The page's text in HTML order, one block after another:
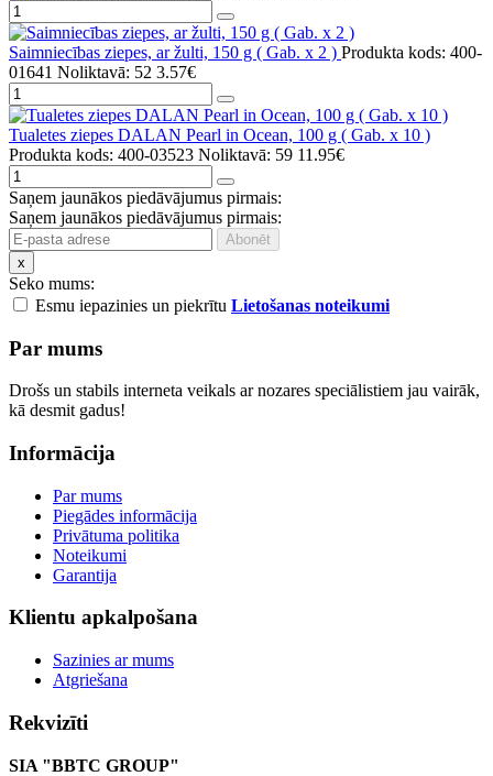
Saimniecības ziepes, ar žulti, 150 g ( Gab. x 2 ) Produkta kods: 400-
01641 Noliktavā: 52 3.57€
Tualetes ziepes DALAN Pearl in Ocean, 100 g ( Gab. x 10 )
Produkta kods: 400-03523 Noliktavā: 59 11.95€
Saņem jaunākos piedāvājumus pirmais:
Saņem jaunākos piedāvājumus pirmais:
x
Seko mums:
Esmu iepazinies un piekrītu Lietošanas noteikumi
Par mums
Drošs un stabils interneta veikals ar nozares speciālistiem jau vairāk,
kā desmit gadus!
Informācija
Par mums
Piegādes informācija
Privātuma politika
Noteikumi
Garantija
Klientu apkalpošana
Sazinies ar mums
Atgriešana
Rekvizīti
SIA "BBTC GROUP"